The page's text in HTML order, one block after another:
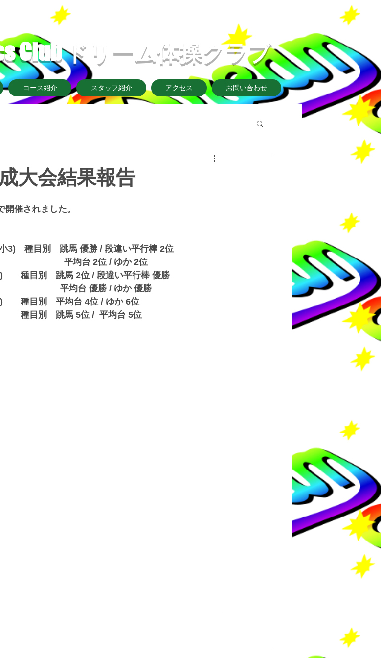
Club ドリーム体操クラブ​
コース紹介 スタッフ紹介 アクセス お問い合わせ
大会結果報告
催されました。
3)　種目別　跳馬 優勝 / 段違い平行棒 2位
/ ゆか 2位
別　跳馬 2位 / 段違い平行棒 優勝
/ ゆか 優勝
別　平均台 4位 / ゆか 6位
別　跳馬 5位 /  平均台 5位